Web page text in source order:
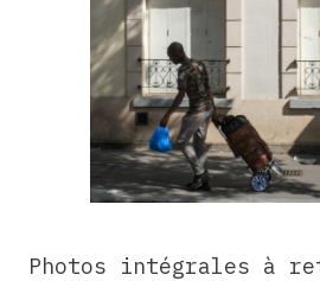
Photos intégrales à